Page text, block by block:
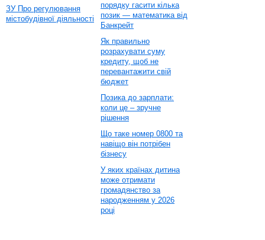
ЗУ Про регулювання
містобудівної діяльності
порядку гасити кілька
позик — математика від
Банкрейт
Як правильно
розрахувати суму
кредиту, щоб не
перевантажити свій
бюджет
Позика до зарплати:
коли це – зручне
рішення
Що таке номер 0800 та
навіщо він потрібен
бізнесу
У яких країнах дитина
може отримати
громадянство за
народженням у 2026
році